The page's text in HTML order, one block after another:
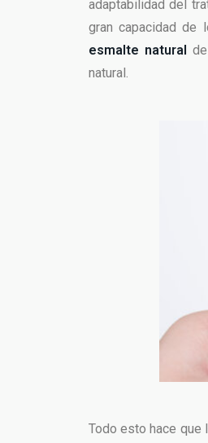
adaptabilidad del
gran capacidad de
esmalte natural
natural.
Todo esto hace que